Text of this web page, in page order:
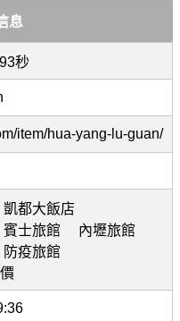
息
秒
item/hua-yang-lu-guan/
凱都大飯店
賓士旅館
內壢旅館
防疫旅館